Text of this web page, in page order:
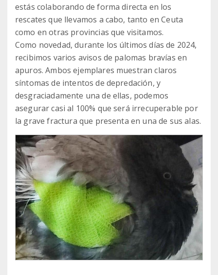
estás colaborando de forma directa en los
rescates que llevamos a cabo, tanto en Ceuta
como en otras provincias que visitamos.
Como novedad, durante los últimos días de 2024,
recibimos varios avisos de palomas bravías en
apuros. Ambos ejemplares muestran claros
síntomas de intentos de depredación, y
desgraciadamente una de ellas, podemos
asegurar casi al 100% que será irrecuperable por
la grave fractura que presenta en una de sus alas.